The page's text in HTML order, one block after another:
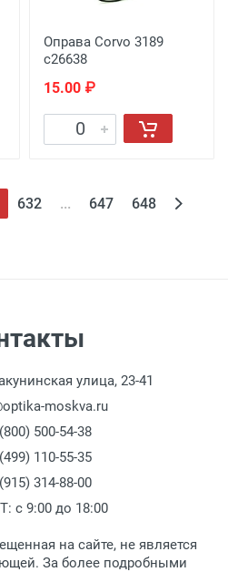
Оправа Corvo 3189
c26638
15.00 ₽
632 ... 647 648
улица, 23-41
moskva.ru
500-54-38
110-55-35
314-88-00
с 9:00 до 18:00
на сайте, не является
За более подробными